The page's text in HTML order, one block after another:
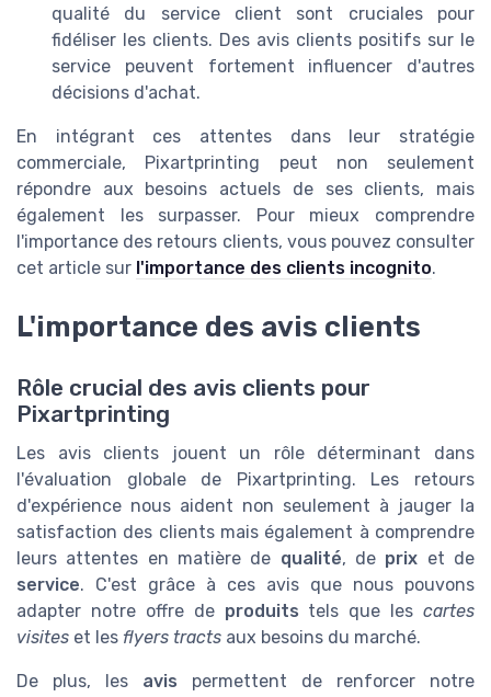
qualité du service client sont cruciales pour
fidéliser les clients. Des avis clients positifs sur le
service peuvent fortement influencer d'autres
décisions d'achat.
En intégrant ces attentes dans leur stratégie
commerciale, Pixartprinting peut non seulement
répondre aux besoins actuels de ses clients, mais
également les surpasser. Pour mieux comprendre
l'importance des retours clients, vous pouvez consulter
cet article sur l'importance des clients incognito.
L'importance des avis clients
Rôle crucial des avis clients pour
Pixartprinting
Les avis clients jouent un rôle déterminant dans
l'évaluation globale de Pixartprinting. Les retours
d'expérience nous aident non seulement à jauger la
satisfaction des clients mais également à comprendre
leurs attentes en matière de qualité, de prix et de
service. C'est grâce à ces avis que nous pouvons
adapter notre offre de produits tels que les cartes
visites et les flyers tracts aux besoins du marché.
De plus, les avis permettent de renforcer notre